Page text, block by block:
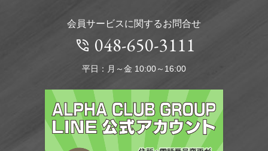
会員サービスに関するお問合せ
048-650-3111
平日：月～金 10:00～16:00